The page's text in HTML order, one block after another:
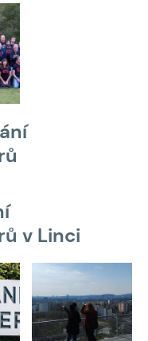
v Linci